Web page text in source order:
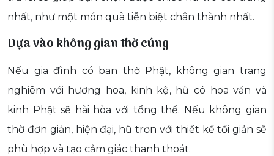
nhất, như một món quà tiễn biệt chân thành nhất.
Dựa vào không gian thờ cúng
Nếu gia đình có ban thờ Phật, không gian trang
nghiêm với hương hoa, kinh kệ, hũ có hoa văn và
kinh Phật sẽ hài hòa với tổng thể. Nếu không gian
thờ đơn giản, hiện đại, hũ trơn với thiết kế tối giản sẽ
phù hợp và tạo cảm giác thanh thoát.